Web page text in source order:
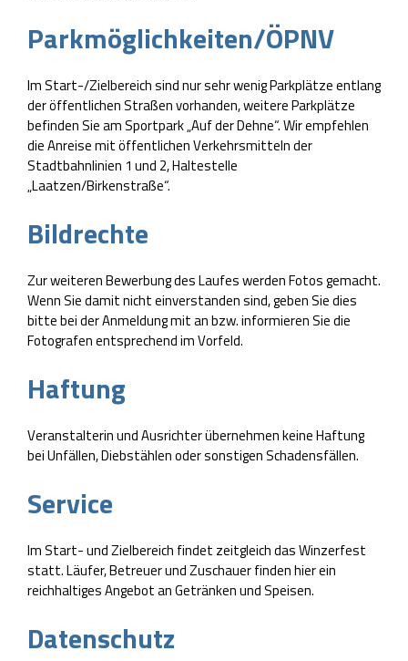
Parkmöglichkeiten/ÖPNV
Im Start-/Zielbereich sind nur sehr wenig Parkplätze entlang
der öffentlichen Straßen vorhanden, weitere Parkplätze
befinden Sie am Sportpark „Auf der Dehne“. Wir empfehlen
die Anreise mit öffentlichen Verkehrsmitteln der
Stadtbahnlinien 1 und 2, Haltestelle
„Laatzen/Birkenstraße“.
Bildrechte
Zur weiteren Bewerbung des Laufes werden Fotos gemacht.
Wenn Sie damit nicht einverstanden sind, geben Sie dies
bitte bei der Anmeldung mit an bzw. informieren Sie die
Fotografen entsprechend im Vorfeld.
Haftung
Veranstalterin und Ausrichter übernehmen keine Haftung
bei Unfällen, Diebstählen oder sonstigen Schadensfällen.
Service
Im Start- und Zielbereich findet zeitgleich das Winzerfest
statt. Läufer, Betreuer und Zuschauer finden hier ein
reichhaltiges Angebot an Getränken und Speisen.
Datenschutz